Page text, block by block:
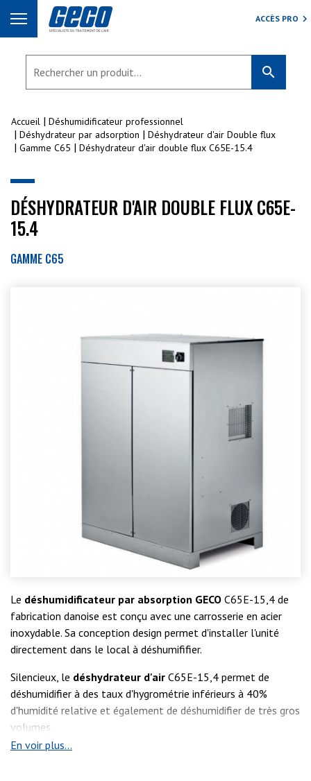
ACCÈS PRO
search
Accueil
Déshumidificateur professionnel
Déshydrateur par adsorption
Déshydrateur d'air Double flux
Gamme C65
Déshydrateur d'air double flux C65E-15.4
DÉSHYDRATEUR D'AIR DOUBLE FLUX C65E-
15.4
GAMME C65
Le déshumidificateur par absorption GECO C65E-15,4 de
fabrication danoise est conçu avec une carrosserie en acier
inoxydable. Sa conception design permet d'installer l'unité
directement dans le local à déshumififier.
Silencieux, le déshydrateur d'air C65E-15,4 permet de
déshumidifier à des taux d'hygrométrie inférieurs à 40%
d'humidité relative et également de déshumidifier de très gros
volumes.
Voir aussi :C65E-7.8
En voir plus...